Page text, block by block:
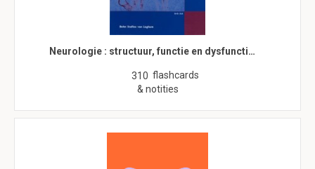
Neurologie : structuur, functie en dysfuncti…
310 flashcards
& notities